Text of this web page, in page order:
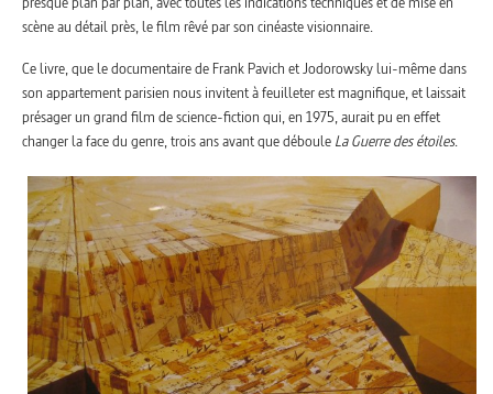
scène au détail près, le film rêvé par son cinéaste visionnaire.
Ce livre, que le documentaire de Frank Pavich et Jodorowsky lui-même dans
son appartement parisien nous invitent à feuilleter est magnifique, et laissait
présager un grand film de science-fiction qui, en 1975, aurait pu en effet
changer la face du genre, trois ans avant que déboule La Guerre des étoiles.